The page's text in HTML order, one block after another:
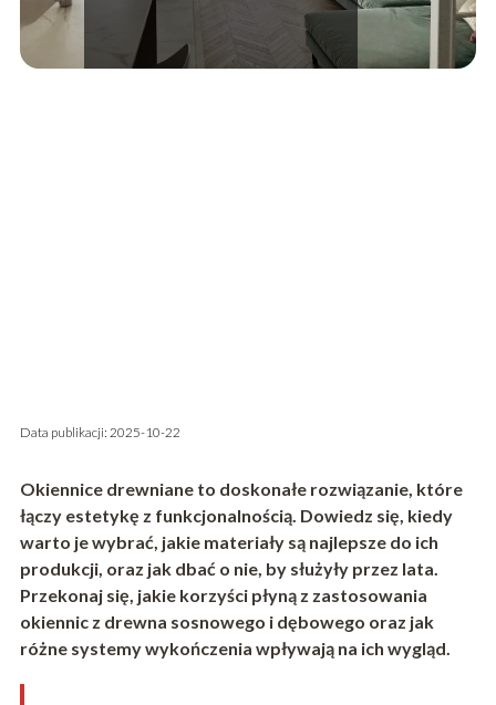
Data publikacji: 2025-10-22
Okiennice drewniane to doskonałe rozwiązanie, które
łączy estetykę z funkcjonalnością. Dowiedz się, kiedy
warto je wybrać, jakie materiały są najlepsze do ich
produkcji, oraz jak dbać o nie, by służyły przez lata.
Przekonaj się, jakie korzyści płyną z zastosowania
okiennic z drewna sosnowego i dębowego oraz jak
różne systemy wykończenia wpływają na ich wygląd.